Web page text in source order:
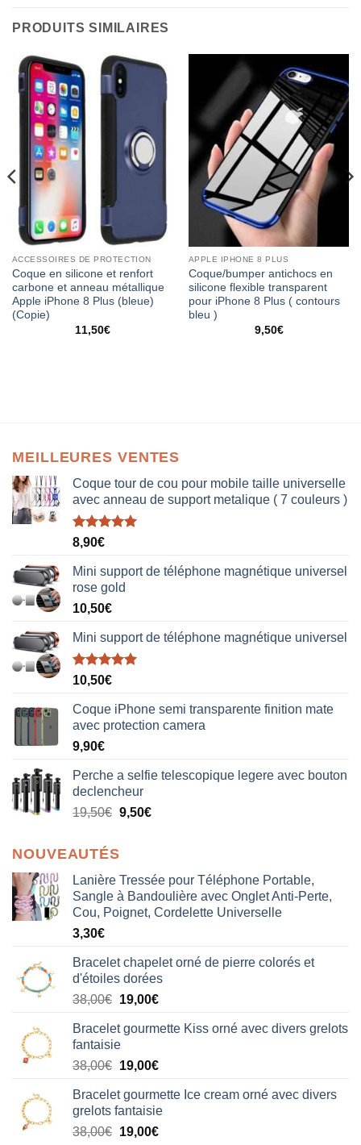
PRODUITS SIMILAIRES
ACCESSOIRES DE PROTECTION
Coque en silicone et renfort
carbone et anneau métallique
Apple iPhone 8 Plus (bleue)
(Copie)
11,50€
APPLE IPHONE 8 PLUS
Coque/bumper antichocs en
silicone flexible transparent
pour iPhone 8 Plus ( contours
bleu )
9,50€
MEILLEURES VENTES
Coque tour de cou pour mobile taille universelle
avec anneau de support metalique ( 7 couleurs )
Note5.00
8,90€
Mini support de téléphone magnétique universel
rose gold
10,50€
Mini support de téléphone magnétique universel
Note5.00
10,50€
Coque iPhone semi transparente finition mate
avec protection camera
9,90€
Perche a selfie telescopique legere avec bouton
declencheur
19,50€ 9,50€
NOUVEAUTÉS
Lanière Tressée pour Téléphone Portable,
Sangle à Bandoulière avec Onglet Anti-Perte,
Cou, Poignet, Cordelette Universelle
3,30€
Bracelet chapelet orné de pierre colorés et
d'étoiles dorées
38,00€ Le
initial
était :
38,00€.
19,00€Le
actuel
19,00€.
Bracelet gourmette Kiss orné avec divers grelots
fantaisie
38,00€ Le
initial
était :
38,00€.
19,00€Le
actuel
est :
19,00€.
Bracelet gourmette Ice cream orné avec divers
grelots fantaisie
38,00€ Le
19,00€Le